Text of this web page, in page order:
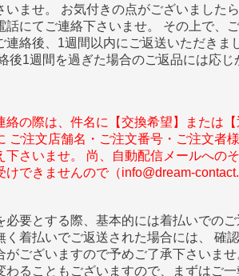
いませ。 お気付きの点がございました
話にてご連絡下さいませ。 その上で、
連絡後、1週間以内にご返送いただきま
後1週間を過ぎた場合のご返品には応
絡の際は、件名に【交換希望】または
ご注文店舗名・ご注文番号・ご注文者
下さいませ。 尚、自動配信メールへの
けできませんので（info@dream-
必要とする際、基本的には着払いでの
く着払いでご返送された場合には、 確
がございますので予めご了承下さいま
わることもございますので、まずはご